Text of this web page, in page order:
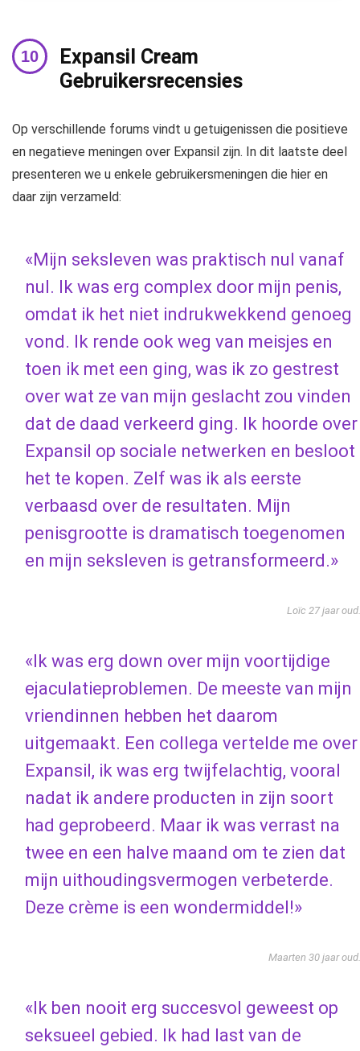
Expansil Cream
Gebruikersrecensies
Op verschillende forums vindt u getuigenissen die positieve
en negatieve meningen over Expansil zijn. In dit laatste deel
presenteren we u enkele gebruikersmeningen die hier en
daar zijn verzameld:
«Mijn seksleven was praktisch nul vanaf
nul. Ik was erg complex door mijn penis,
omdat ik het niet indrukwekkend genoeg
vond. Ik rende ook weg van meisjes en
toen ik met een ging, was ik zo gestrest
over wat ze van mijn geslacht zou vinden
dat de daad verkeerd ging. Ik hoorde over
Expansil op sociale netwerken en besloot
het te kopen. Zelf was ik als eerste
verbaasd over de resultaten. Mijn
penisgrootte is dramatisch toegenomen
en mijn seksleven is getransformeerd.»
Loïc 27 jaar oud.
«Ik was erg down over mijn voortijdige
ejaculatieproblemen. De meeste van mijn
vriendinnen hebben het daarom
uitgemaakt. Een collega vertelde me over
Expansil, ik was erg twijfelachtig, vooral
nadat ik andere producten in zijn soort
had geprobeerd. Maar ik was verrast na
twee en een halve maand om te zien dat
mijn uithoudingsvermogen verbeterde.
Deze crème is een wondermiddel!»
Maarten 30 jaar oud.
«Ik ben nooit erg succesvol geweest op
seksueel gebied. Ik had last van de